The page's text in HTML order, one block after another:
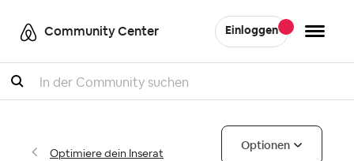
Community Center Einloggen
Suche
Optimiere dein Inserat
Optionen